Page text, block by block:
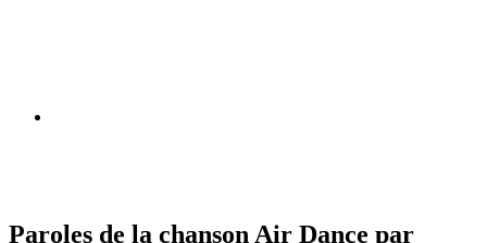
Paroles de la chanson Air Dance par